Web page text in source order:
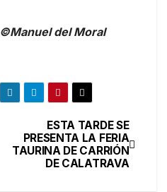
©Manuel del Moral
ESTA TARDE SE
PRESENTA LA FERIA
TAURINA DE CARRIÓN
DE CALATRAVA